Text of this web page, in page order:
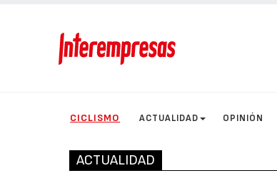
CICLISMO ACTUALIDAD OPINIÓN
ACTUALIDAD